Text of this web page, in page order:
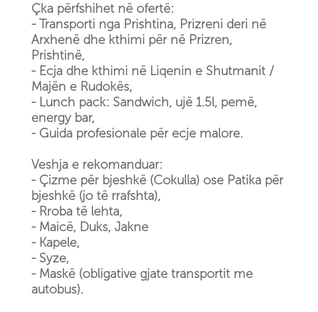
Çka përfshihet në ofertë:
- Transporti nga Prishtina, Prizreni deri në
Arxhenë dhe kthimi për në Prizren,
Prishtinë,
- Ecja dhe kthimi në Liqenin e Shutmanit /
Majën e Rudokës,
- Lunch pack: Sandwich, ujë 1.5l, pemë,
energy bar,
- Guida profesionale për ecje malore.
Veshja e rekomanduar:
- Çizme për bjeshkë (Cokulla) ose Patika për
bjeshkë (jo të rrafshta),
- Rroba të lehta,
- Maicë, Duks, Jakne
- Kapele,
- Syze,
- Maskë (obligative gjate transportit me
autobus).